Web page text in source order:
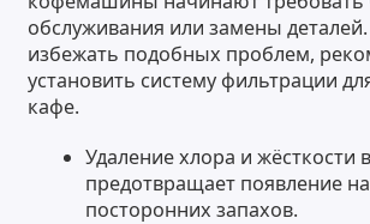
обслуживания или замены
избежать подобных проблем,
установить систему фильтрации
кафе.
Удаление хлора и жёсткости
предотвращает появление
посторонних запахов.